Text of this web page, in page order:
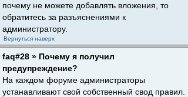
почему не можете добавлять вложения, то
обратитесь за разъяснениями к
администратору.
Вернуться наверх
faq#28 » Почему я получил
предупреждение?
На каждом форуме администраторы
устанавливают свой собственный свод правил.